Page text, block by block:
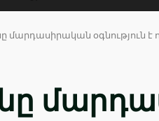
օգնություն է